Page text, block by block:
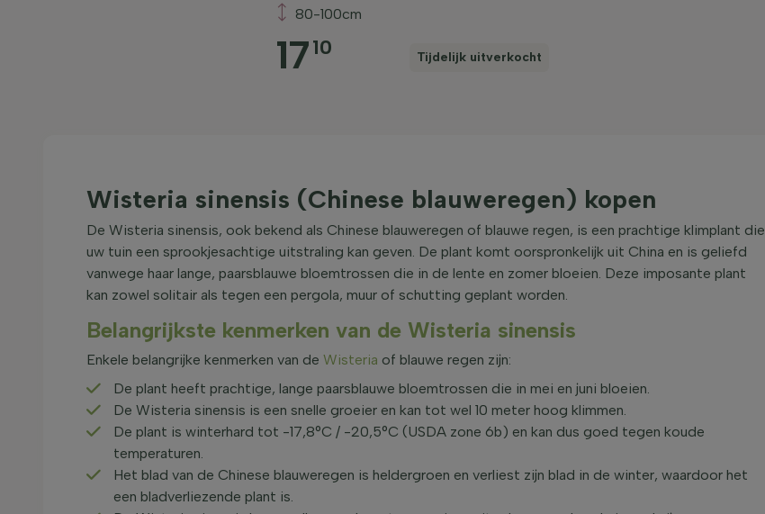
80-100cm
1710 Tijdelijk uitverkocht
Wisteria sinensis (Chinese blauweregen) kopen
De Wisteria sinensis, ook bekend als Chinese blauweregen of blauwe regen, is een prachtige klimplant die
uw tuin een sprookjesachtige uitstraling kan geven. De plant komt oorspronkelijk uit China en is geliefd
vanwege haar lange, paarsblauwe bloemtrossen die in de lente en zomer bloeien. Deze imposante plant
kan zowel solitair als tegen een pergola, muur of schutting geplant worden.
Belangrijkste kenmerken van de Wisteria sinensis
Enkele belangrijke kenmerken van de Wisteria of blauwe regen zijn:
De plant heeft prachtige, lange paarsblauwe bloemtrossen die in mei en juni bloeien.
De Wisteria sinensis is een snelle groeier en kan tot wel 10 meter hoog klimmen.
De plant is winterhard tot -17,8°C / -20,5°C (USDA zone 6b) en kan dus goed tegen koude
temperaturen.
Het blad van de Chinese blauweregen is heldergroen en verliest zijn blad in de winter, waardoor het
een bladverliezende plant is.